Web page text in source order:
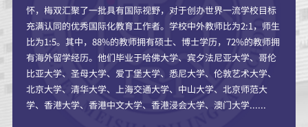
怀，梅双汇聚了一批具有国际视野，对于创办世界一流学校目标
充满认同的优秀国际化教育工作者。学校中外教师比为2:1，师生
比为1:5。其中，88%的教师拥有硕士、博士学历，72%的教师拥
有海外留学经历。他们毕业于哈佛大学、宾夕法尼亚大学、哥伦
比亚大学、圣母大学、爱丁堡大学、悉尼大学、伦敦艺术大学、
北京大学、清华大学、上海交通大学、中山大学、北京师范大
学、香港大学、香港中文大学、香港浸会大学、澳门大学......